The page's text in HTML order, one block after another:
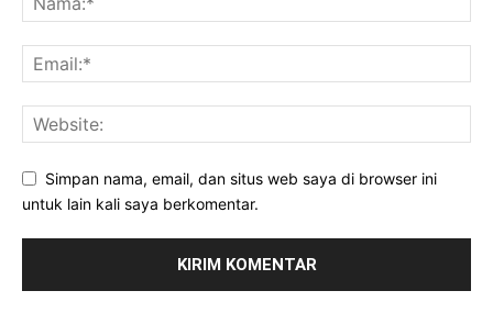
Simpan nama, email, dan situs web saya di browser ini
untuk lain kali saya berkomentar.